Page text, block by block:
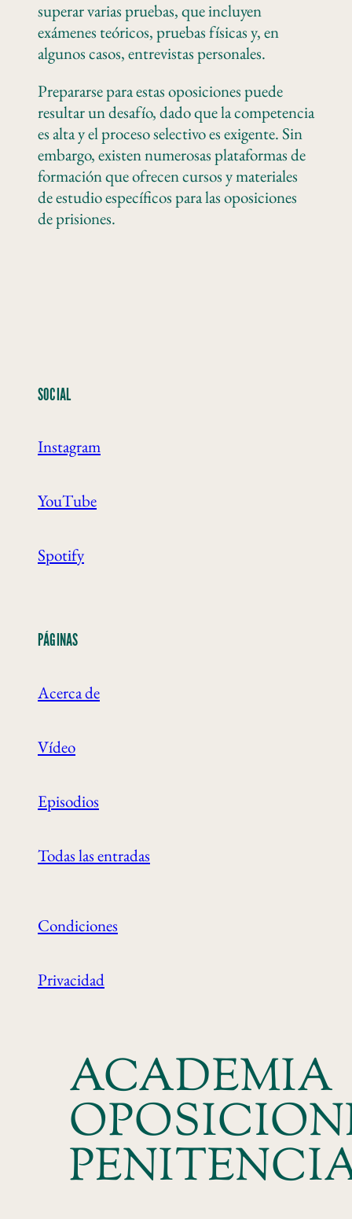
superar varias pruebas, que incluyen
exámenes teóricos, pruebas físicas y, en
algunos casos, entrevistas personales.
Prepararse para estas oposiciones puede
resultar un desafío, dado que la competencia
es alta y el proceso selectivo es exigente. Sin
embargo, existen numerosas plataformas de
formación que ofrecen cursos y materiales
de estudio específicos para las oposiciones
de prisiones.
SOCIAL
Instagram
YouTube
Spotify
PÁGINAS
Acerca de
Vídeo
Episodios
Todas las entradas
Condiciones
Privacidad
ACADEMIA